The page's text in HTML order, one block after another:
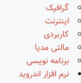
گرافیک
اینترنت
کاربردی
مالتی مدیا
برنامه نویسی
نرم افزار اندروید